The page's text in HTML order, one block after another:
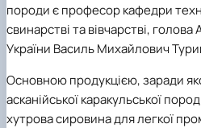
породи є професор кафедри
свинарстві та вівчарстві, голова
України Василь Михайлович
Основною продукцією, заради
асканійської каракульської
хутрова сировина для легкої